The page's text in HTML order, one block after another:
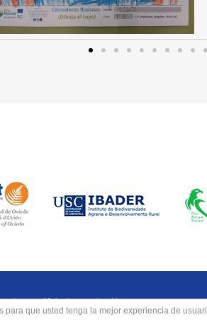
Mieres. Edificio de Investigación
s/n, 33600 Mieres
para que usted tenga la mejor experiencia de